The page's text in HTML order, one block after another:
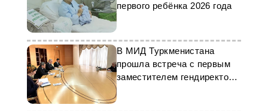
первого ребёнка 2026 года
В МИД Туркменистана
прошла встреча с первым
заместителем гендиректора
«ТАСС» Михаилом
Гусманом